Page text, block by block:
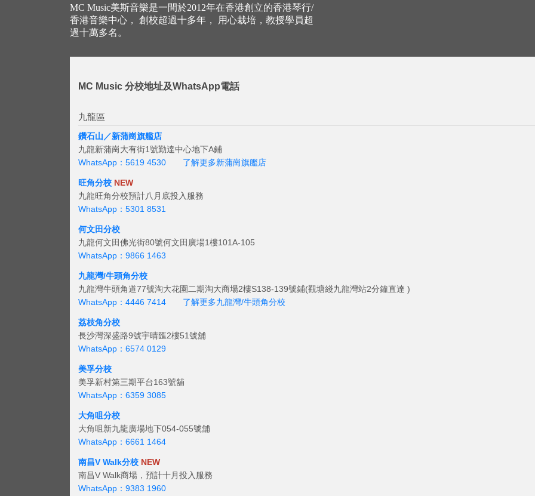
MC Music美斯音樂是一間於2012年在香港創立的香港琴行/
香港音樂中心， 創校超過十多年， 用心栽培，教授學員超
過十萬多名。
MC Music 分校地址及WhatsApp電話
九龍區
鑽石山／新蒲崗旗艦店
九龍新蒲崗大有街1號勤達中心地下A鋪
WhatsApp：5619 4530
了解更多新蒲崗旗艦店
旺角分校 NEW
九龍旺角分校預計八月底投入服務
WhatsApp：5301 8531
何文田分校
九龍何文田佛光街80號何文田廣場1樓101A-105
WhatsApp：9866 1463
九龍灣/牛頭角分校
九龍灣牛頭角道77號淘大花園二期淘大商場2樓S138-139號鋪(觀塘綫九龍灣站2分鐘直達 )
WhatsApp：4446 7414
了解更多九龍灣/牛頭角分校
荔枝角分校
長沙灣深盛路9號宇晴匯2樓51號舖
WhatsApp：6574 0129
美孚分校
美孚新村第三期平台163號舖
WhatsApp：6359 3085
大角咀分校
大角咀新九龍廣場地下054-055號舖
WhatsApp：6661 1464
南昌V Walk分校 NEW
南昌V Walk商場，預計十月投入服務
WhatsApp：9383 1960